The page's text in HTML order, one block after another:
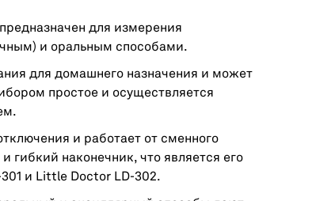
для измерения
и оральным способами.
для домашнего назначения и может
простое и осуществляется
и работает от сменного
наконечник, что является его
и Little Doctor LD-302.